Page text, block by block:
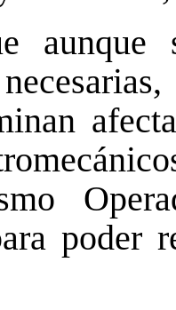
poder